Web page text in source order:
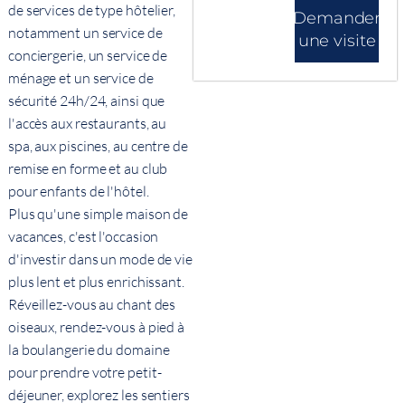
de services de type hôtelier,
notamment un service de
conciergerie, un service de
ménage et un service de
sécurité 24h/24, ainsi que
l'accès aux restaurants, au
spa, aux piscines, au centre de
remise en forme et au club
pour enfants de l'hôtel.
Plus qu'une simple maison de
vacances, c'est l'occasion
d'investir dans un mode de vie
plus lent et plus enrichissant.
Réveillez-vous au chant des
oiseaux, rendez-vous à pied à
la boulangerie du domaine
pour prendre votre petit-
déjeuner, explorez les sentiers
Demander
une visite